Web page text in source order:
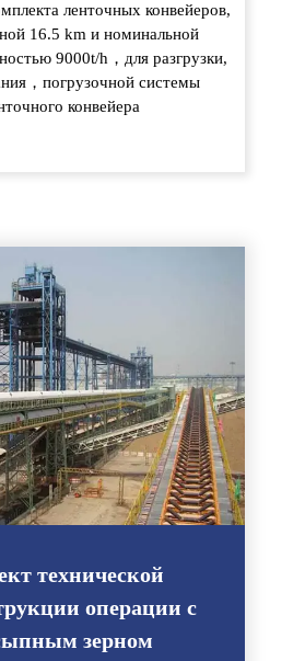
ленточных конвейеров,
16.5 km и номинальной
9000t/h，для разгрузки,
，погрузочной системы
конвейера
технической
операции с
зерном